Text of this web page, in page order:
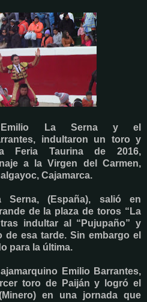
Emilio La Serna y el
indultaron un toro y
Feria Taurina de 2016,
a la Virgen del Carmen,
Cajamarca.
Serna, (España), salió en
de la plaza de toros “La
indultar al “Pujupaño” y
esa tarde. Sin embargo el
para la última.
Emilio Barrantes,
toro de Paiján y logró el
en una jornada que